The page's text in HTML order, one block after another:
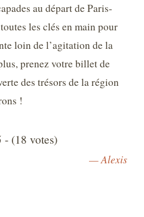
au départ de Paris-
les clés en main pour
loin de l’agitation de la
prenez votre billet de
des trésors de la région
!
- (18 votes)
— Alexis